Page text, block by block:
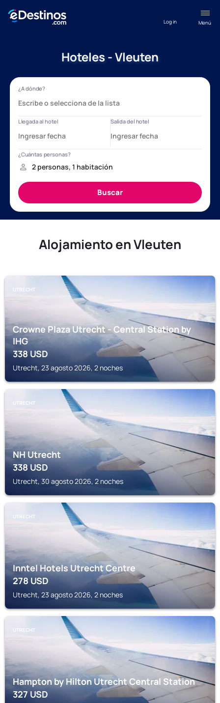
Menú
Log in
Hoteles - Vleuten
Alojamiento en Vleuten
UTRECHT
Crowne Plaza Utrecht - Central Station by
IHG
338USD
Utrecht, 23 agosto 2026, 2 noches
UTRECHT
NH Utrecht
338USD
Utrecht, 30 agosto 2026, 2 noches
UTRECHT
Inntel Hotels Utrecht Centre
278USD
Utrecht, 23 agosto 2026, 2 noches
UTRECHT
Hampton by Hilton Utrecht Central Station
327USD